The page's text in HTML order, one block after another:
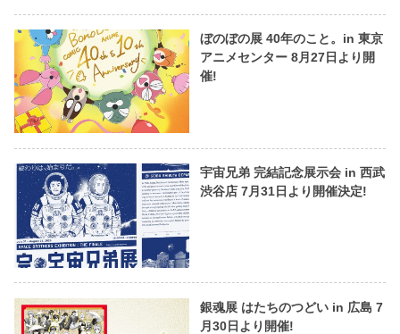
ぼのぼの展 40年のこと。in 東京
アニメセンター 8月27日より開
催!
宇宙兄弟 完結記念展示会 in 西武
渋谷店 7月31日より開催決定!
銀魂展 はたちのつどい in 広島 7
月30日より開催!